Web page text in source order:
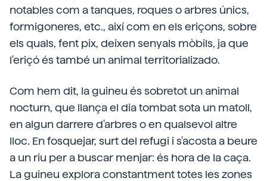
notables com a tanques, roques o arbres únics,
formigoneres, etc., així com en els eriçons, sobre
els quals, fent pix, deixen senyals mòbils, ja que
l'eriçó és també un animal territorializado.
Com hem dit, la guineu és sobretot un animal
nocturn, que llança el dia tombat sota un matoll,
en algun darrere d'arbres o en qualsevol altre
lloc. En fosquejar, surt del refugi i s'acosta a beure
a un riu per a buscar menjar: és hora de la caça.
La guineu explora constantment totes les zones